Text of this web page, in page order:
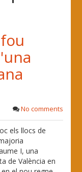
No comments
els llocs de
I, una
de València en